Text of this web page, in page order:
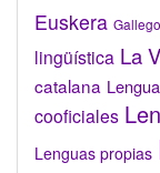
Euskera Gallego
lingüística La
catalana
cooficiales
Lenguas propias